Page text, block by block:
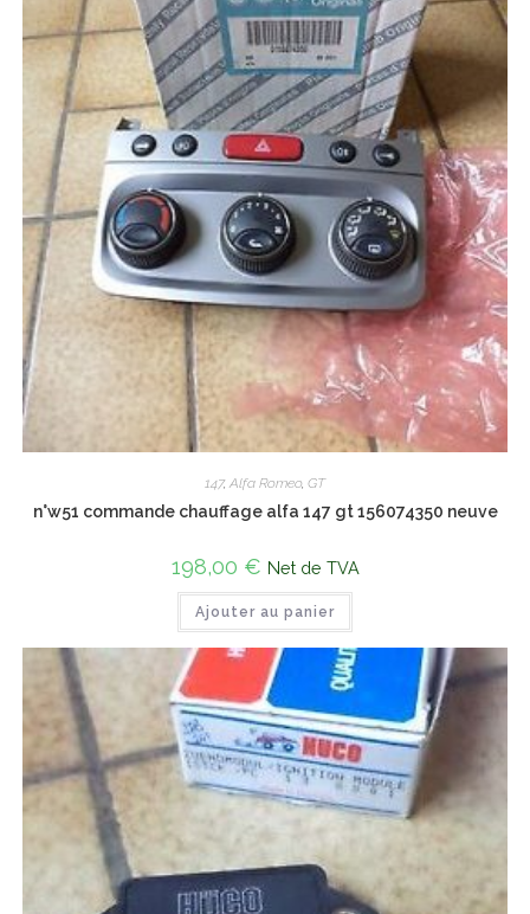
147, Alfa Romeo, GT
n°w51 commande chauffage alfa 147 gt 156074350 neuve
198,00 € Net de TVA
Ajouter au panier